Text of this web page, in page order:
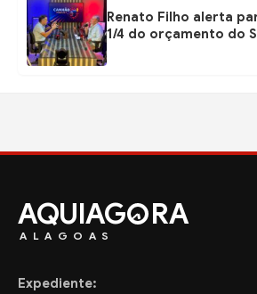
Renato Filho alerta
1/4 do orçamento do
AQUIAG RA
ALAGOAS
Expediente: